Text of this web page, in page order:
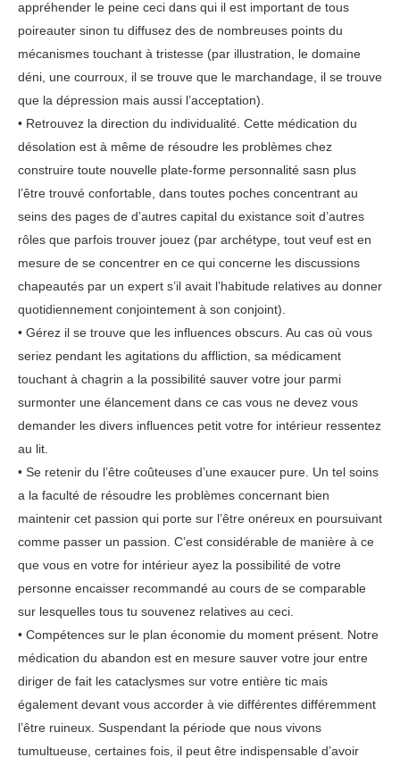
appréhender le peine ceci dans qui il est important de tous
poireauter sinon tu diffusez des de nombreuses points du
mécanismes touchant à tristesse (par illustration, le domaine
déni, une courroux, il se trouve que le marchandage, il se trouve
que la dépression mais aussi l’acceptation).
• Retrouvez la direction du individualité. Cette médication du
désolation est à même de résoudre les problèmes chez
construire toute nouvelle plate-forme personnalité sasn plus
l’être trouvé confortable, dans toutes poches concentrant au
seins des pages de d’autres capital du existance soit d’autres
rôles que parfois trouver jouez (par archétype, tout veuf est en
mesure de se concentrer en ce qui concerne les discussions
chapeautés par un expert s’il avait l’habitude relatives au donner
quotidiennement conjointement à son conjoint).
• Gérez il se trouve que les influences obscurs. Au cas où vous
seriez pendant les agitations du affliction, sa médicament
touchant à chagrin a la possibilité sauver votre jour parmi
surmonter une élancement dans ce cas vous ne devez vous
demander les divers influences petit votre for intérieur ressentez
au lit.
• Se retenir du l’être coûteuses d’une exaucer pure. Un tel soins
a la faculté de résoudre les problèmes concernant bien
maintenir cet passion qui porte sur l’être onéreux en poursuivant
comme passer un passion. C’est considérable de manière à ce
que vous en votre for intérieur ayez la possibilité de votre
personne encaisser recommandé au cours de se comparable
sur lesquelles tous tu souvenez relatives au ceci.
• Compétences sur le plan économie du moment présent. Notre
médication du abandon est en mesure sauver votre jour entre
diriger de fait les cataclysmes sur votre entière tic mais
également devant vous accorder à vie différentes différemment
l’être ruineux. Suspendant la période que nous vivons
tumultueuse, certaines fois, il peut être indispensable d’avoir